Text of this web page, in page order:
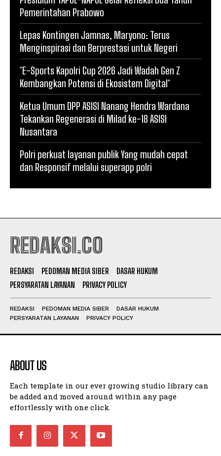
Pemerintahan Prabowo
Lepas Kontingen Jamnas, Maryono: Terus
Menginspirasi dan Berprestasi untuk Negeri
*E-Sports Kapolri Cup 2026 Jadi Wadah Gen Z
Kembangkan Potensi di Ekosistem Digital*
Ketua Umum DPP ASISI Nanang Hendra Wardana
Tekankan Regenerasi di Milad ke-18 ASISI
Nusantara
Polri perkuat layanan publik Yang mudah cepat
dan Responsif melalui superapp polri
REDAKSI.CO
REDAKSI PEDOMAN MEDIA SIBER
DASAR HUKUM
PERSYARATAN LAYANAN
PRIVACY POLICY
REDAKSI PEDOMAN MEDIA SIBER
DASAR HUKUM
PERSYARATAN LAYANAN
PRIVACY POLICY
ABOUT US
Each template in our ever growing studio library can
be added and moved around within any page
effortlessly with one click.